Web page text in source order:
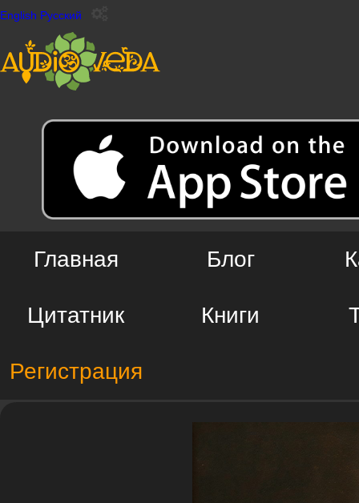
English Русский
Главная Блог
Цитатник Книги
Регистрация